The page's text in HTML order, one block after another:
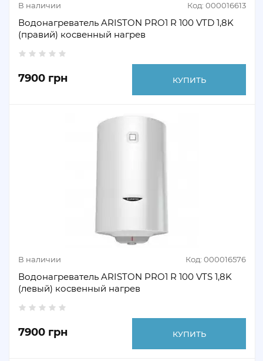
В наличии Код: 000016613
Водонагреватель ARISTON PRO1 R 100 VTD 1,8K
(правий) косвенный нагрев
7900 грн КУПИТЬ
В наличии Код: 000016576
Водонагреватель ARISTON PRO1 R 100 VTS 1,8K
(левый) косвенный нагрев
7900 грн КУПИТЬ